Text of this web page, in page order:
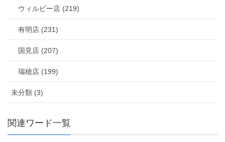
ウィルビー店 (219)
有明店 (231)
国見店 (207)
瑞穂店 (199)
未分類 (3)
関連ワード一覧